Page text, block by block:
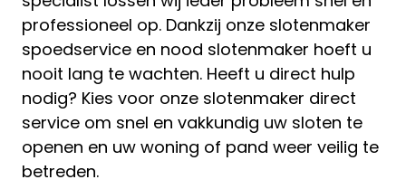
professioneel op. Dankzij onze slotenmaker
spoedservice en nood slotenmaker hoeft u
nooit lang te wachten. Heeft u direct hulp
nodig? Kies voor onze slotenmaker direct
service om snel en vakkundig uw sloten te
openen en uw woning of pand weer veilig te
betreden.